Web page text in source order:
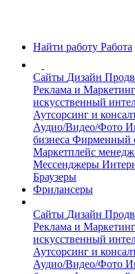
Найти работу Работа
Сайты Дизайн
Реклама и Маркетинг
искусственный
Аутсорсинг и
Аудио/Видео/Фото
бизнеса Фирменный
Маркетплейс
Мессенджеры
Браузеры
Фрилансеры
Сайты Дизайн
Реклама и Маркетинг
искусственный
Аутсорсинг и
Аудио/Видео/Фото